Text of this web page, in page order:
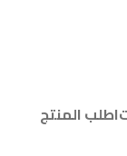
اطلب المنتج